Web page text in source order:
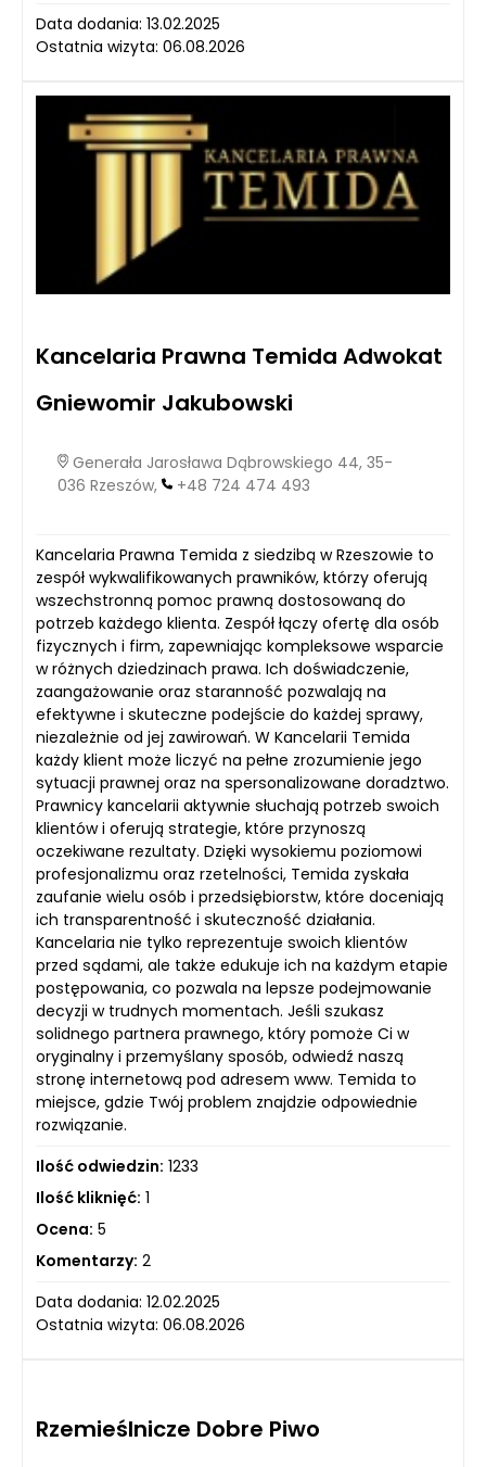
Data dodania: 13.02.2025
Ostatnia wizyta: 06.08.2026
Kancelaria Prawna Temida Adwokat
Gniewomir Jakubowski
Generała Jarosława Dąbrowskiego 44, 35-
036 Rzeszów,
+48 724 474 493
Kancelaria Prawna Temida z siedzibą w Rzeszowie to
zespół wykwalifikowanych prawników, którzy oferują
wszechstronną pomoc prawną dostosowaną do
potrzeb każdego klienta. Zespół łączy ofertę dla osób
fizycznych i firm, zapewniając kompleksowe wsparcie
w różnych dziedzinach prawa. Ich doświadczenie,
zaangażowanie oraz staranność pozwalają na
efektywne i skuteczne podejście do każdej sprawy,
niezależnie od jej zawirowań. W Kancelarii Temida
każdy klient może liczyć na pełne zrozumienie jego
sytuacji prawnej oraz na spersonalizowane doradztwo.
Prawnicy kancelarii aktywnie słuchają potrzeb swoich
klientów i oferują strategie, które przynoszą
oczekiwane rezultaty. Dzięki wysokiemu poziomowi
profesjonalizmu oraz rzetelności, Temida zyskała
zaufanie wielu osób i przedsiębiorstw, które doceniają
ich transparentność i skuteczność działania.
Kancelaria nie tylko reprezentuje swoich klientów
przed sądami, ale także edukuje ich na każdym etapie
postępowania, co pozwala na lepsze podejmowanie
decyzji w trudnych momentach. Jeśli szukasz
solidnego partnera prawnego, który pomoże Ci w
oryginalny i przemyślany sposób, odwiedź naszą
stronę internetową pod adresem www. Temida to
miejsce, gdzie Twój problem znajdzie odpowiednie
rozwiązanie.
Ilość odwiedzin: 1233
Ilość kliknięć: 1
Ocena: 5
Komentarzy: 2
Data dodania: 12.02.2025
Ostatnia wizyta: 06.08.2026
Rzemieślnicze Dobre Piwo